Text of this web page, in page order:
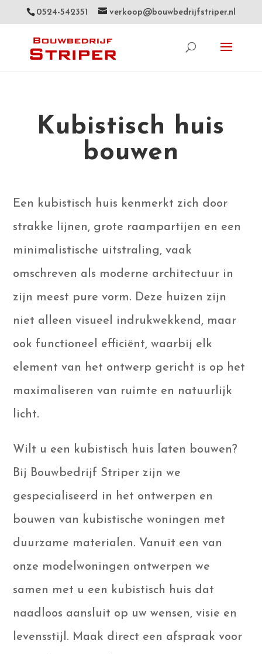
0524-542351 verkoop@bouwbedrijfstriper.nl
Kubistisch huis
bouwen
Een kubistisch huis kenmerkt zich door
strakke lijnen, grote raampartijen en een
minimalistische uitstraling, vaak
omschreven als moderne architectuur in
zijn meest pure vorm. Deze huizen zijn
niet alleen visueel indrukwekkend, maar
ook functioneel efficiënt, waarbij elk
element van het ontwerp gericht is op het
maximaliseren van ruimte en natuurlijk
licht.
Wilt u een kubistisch huis laten bouwen?
Bij Bouwbedrijf Striper zijn we
gespecialiseerd in het ontwerpen en
bouwen van kubistische woningen met
duurzame materialen. Vanuit een van
onze modelwoningen ontwerpen we
samen met u een kubistisch huis dat
naadloos aansluit op uw wensen, visie en
levensstijl. Maak direct een afspraak voor